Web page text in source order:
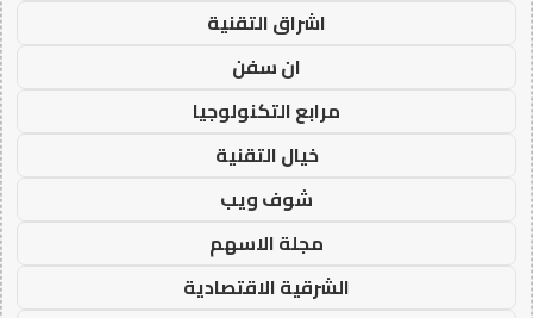
اشراق التقنية
ان سفن
مرابع التكنولوجيا
خيال التقنية
شوف ويب
مجلة الاسهم
الشرقية الاقتصادية